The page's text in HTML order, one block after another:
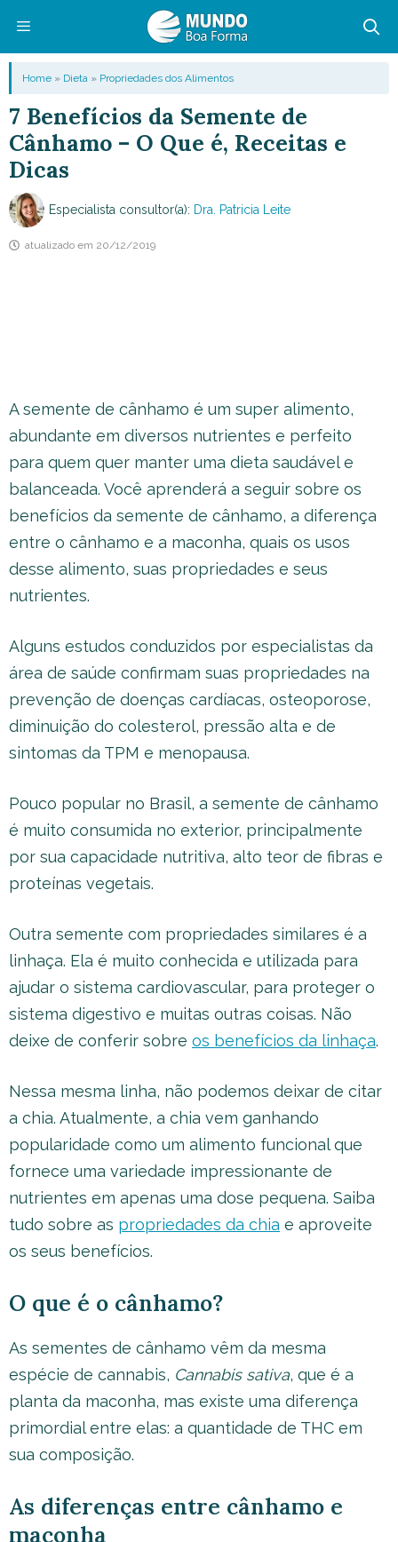
conteúdo
Menu
Home » Dieta » Propriedades dos Alimentos
7 Benefícios da Semente de
Cânhamo – O Que é, Receitas e
Dicas
Especialista consultor(a): Dra. Patricia Leite
atualizado em 20/12/2019
A semente de cânhamo é um super alimento,
abundante em diversos nutrientes e perfeito
para quem quer manter uma dieta saudável e
balanceada. Você aprenderá a seguir sobre os
benefícios da semente de cânhamo, a diferença
entre o cânhamo e a maconha, quais os usos
desse alimento, suas propriedades e seus
nutrientes.
Alguns estudos conduzidos por especialistas da
área de saúde confirmam suas propriedades na
prevenção de doenças cardíacas, osteoporose,
diminuição do colesterol, pressão alta e de
sintomas da TPM e menopausa.
Pouco popular no Brasil, a semente de cânhamo
é muito consumida no exterior, principalmente
por sua capacidade nutritiva, alto teor de fibras e
proteínas vegetais.
Outra semente com propriedades similares é a
linhaça. Ela é muito conhecida e utilizada para
ajudar o sistema cardiovascular, para proteger o
sistema digestivo e muitas outras coisas. Não
deixe de conferir sobre os benefícios da linhaça.
Nessa mesma linha, não podemos deixar de citar
a chia. Atualmente, a chia vem ganhando
popularidade como um alimento funcional que
fornece uma variedade impressionante de
nutrientes em apenas uma dose pequena. Saiba
tudo sobre as propriedades da chia e aproveite
os seus benefícios.
O que é o cânhamo?
As sementes de cânhamo vêm da mesma
espécie de cannabis, Cannabis sativa, que é a
planta da maconha, mas existe uma diferença
primordial entre elas: a quantidade de THC em
sua composição.
As diferenças entre cânhamo e
maconha